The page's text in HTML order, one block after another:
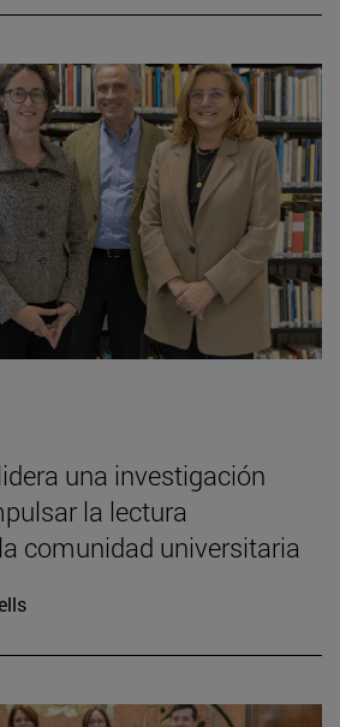
una investigación
la lectura
comunidad universitaria